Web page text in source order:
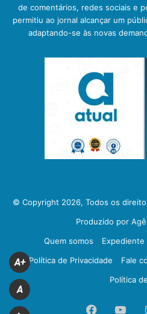
de comentários, redes sociais e
permitiu ao jornal alcançar um
adaptando-se às novas
© Copyright 2026, Todos os
Produzido por
Quem somos
Expediente
Política de Privacidade
Fale
Política
Facebook
A+
A